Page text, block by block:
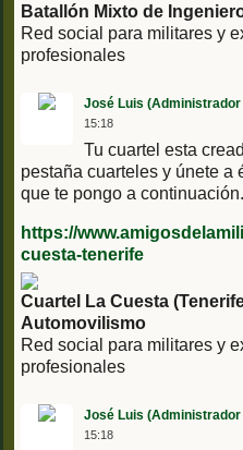
Batallón Mixto de
Red social para militares y
profesionales
José Luis (Administrador
15:18
Tu cuartel esta
pestaña cuarteles y únete a
que te pongo a continuación.
https://
cuesta-tenerife
Cuartel La Cuesta
Automovilismo
Red social para militares y
profesionales
José Luis (Administrador
15:18